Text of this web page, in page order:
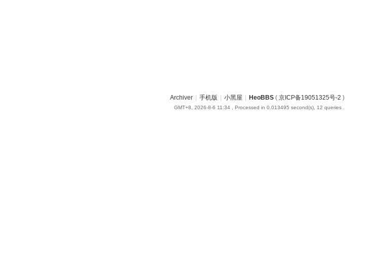
Archiver 手机版 小黑屋 HeoBBS ( 京ICP备19051325号-2 )
GMT+8, 2026-8-6 11:34 , Processed in 0.013495 second(s), 12 queries .